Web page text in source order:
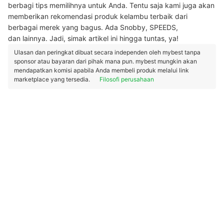
berbagi tips memilihnya untuk Anda. Tentu saja kami juga akan
memberikan rekomendasi produk kelambu terbaik dari
berbagai merek yang bagus. Ada Snobby, SPEEDS,
dan lainnya. Jadi, simak artikel ini hingga tuntas, ya!
Ulasan dan peringkat dibuat secara independen oleh mybest tanpa
sponsor atau bayaran dari pihak mana pun. mybest mungkin akan
mendapatkan komisi apabila Anda membeli produk melalui link
marketplace yang tersedia.
Filosofi perusahaan